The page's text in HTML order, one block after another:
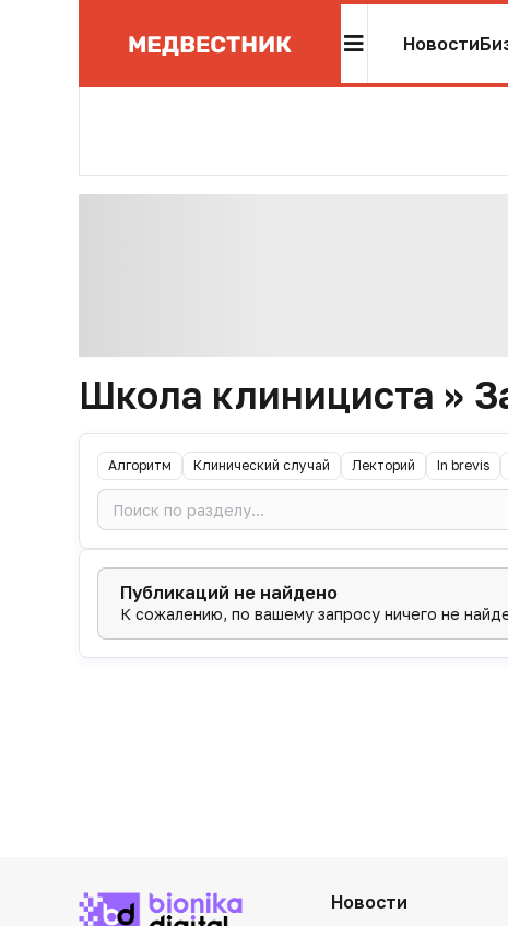
Новости
Школа клинициста »
Алгоритм Клинический случай Лекторий In brevis
Публикаций не найдено
К сожалению, по вашему запросу ничего не
Новости